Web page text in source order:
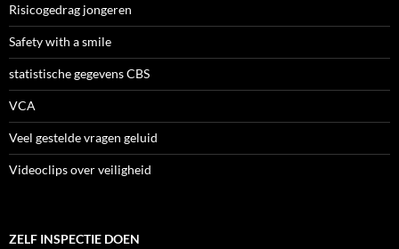
Risicogedrag jongeren
Safety with a smile
statistische gegevens CBS
VCA
Veel gestelde vragen geluid
Videoclips over veiligheid
ZELF INSPECTIE DOEN